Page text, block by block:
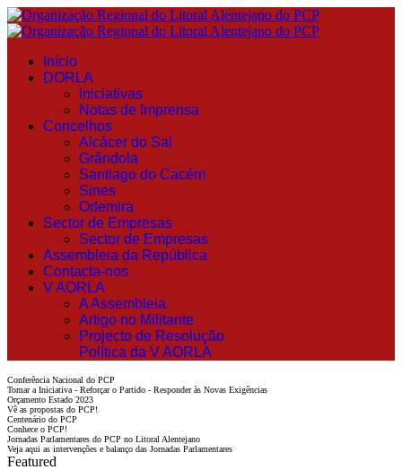
Início
DORLA
Iniciativas
Notas de Imprensa
Concelhos
Alcácer do Sal
Grândola
Santiago do Cacém
Sines
Odemira
Sector de Empresas
Sector de Empresas
Assembleia da República
Contacta-nos
V AORLA
A Assembleia
Artigo no Militante
Projecto de Resolução
Política da V AORLA
Conferência Nacional do PCP
Tomar a Iniciativa - Reforçar o Partido - Responder às Novas Exigências
Orçamento Estado 2023
Vê as propostas do PCP!
Centenário do PCP
Conhece o PCP!
Jornadas Parlamentares do PCP no Litoral Alentejano
Veja aqui as intervenções e balanço das Jornadas Parlamentares
Featured